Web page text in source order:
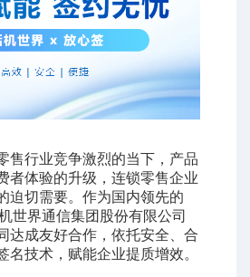
行业竞争激烈的当下，产品
者体验的升级，连锁零售企业
迫切需要。作为国内领先的
世界通信集团股份有限公司
达成友好合作，依托安全、合
名技术，赋能企业提质增效。